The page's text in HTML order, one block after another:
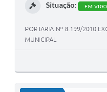
Situação: EM
PORTARIA Nº 8.199/2010
MUNICIPAL